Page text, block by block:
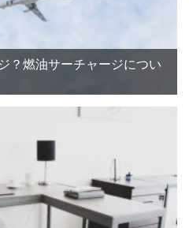
？燃油サーチャージについ